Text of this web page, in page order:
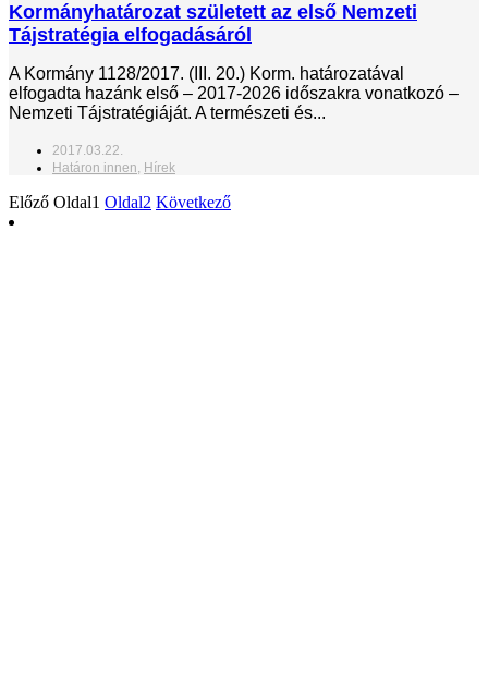
Kormányhatározat született az első Nemzeti
Tájstratégia elfogadásáról
A Kormány 1128/2017. (III. 20.) Korm. határozatával
elfogadta hazánk első – 2017-2026 időszakra vonatkozó –
Nemzeti Tájstratégiáját. A természeti és...
2017.03.22.
Határon innen, Hírek
Előző Oldal1 Oldal2 Következő